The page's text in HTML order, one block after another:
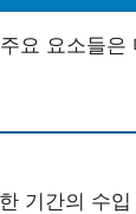
요 요소들은
기간의 수입